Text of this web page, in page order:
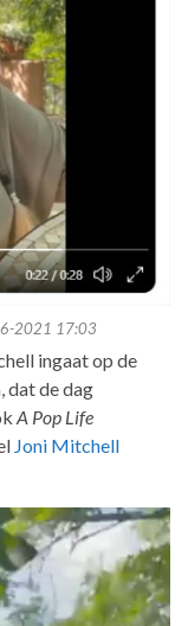
2021 17:03
ingaat op de
dat de dag
A Pop Life
Joni Mitchell